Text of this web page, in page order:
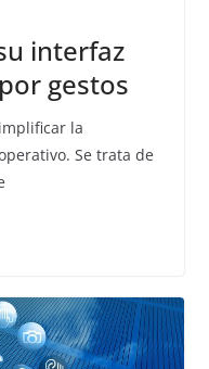
interfaz
gestos
la
Se trata de